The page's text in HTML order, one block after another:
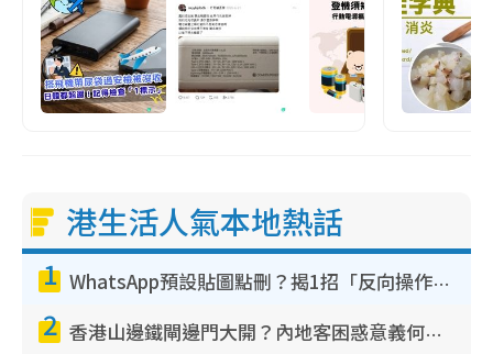
港生活人氣本地熱話
1 WhatsApp預設貼圖點刪？揭1招「反向操作」還原簡潔介面 附3步實測教學
2 香港山邊鐵閘邊門大開？內地客困惑意義何在！網民神回覆：呢種叫法理性防禦